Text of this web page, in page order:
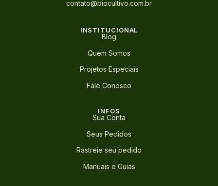
contato@biocultivo.com.br
INSTITUCIONAL
Blog
Quem Somos
Projetos Especiais
Fale Conosco
INFOS
Sua Conta
Seus Pedidos
Rastreie seu pedido
Manuais e Guias